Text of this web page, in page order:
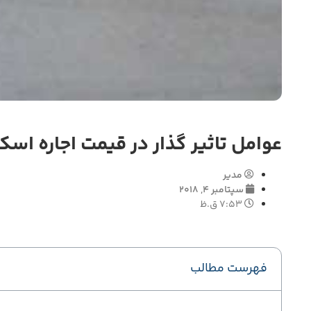
عوامل تاثیر گذار در قیمت اجاره
مدیر
سپتامبر 4, 2018
7:53 ق.ظ
فهرست مطالب